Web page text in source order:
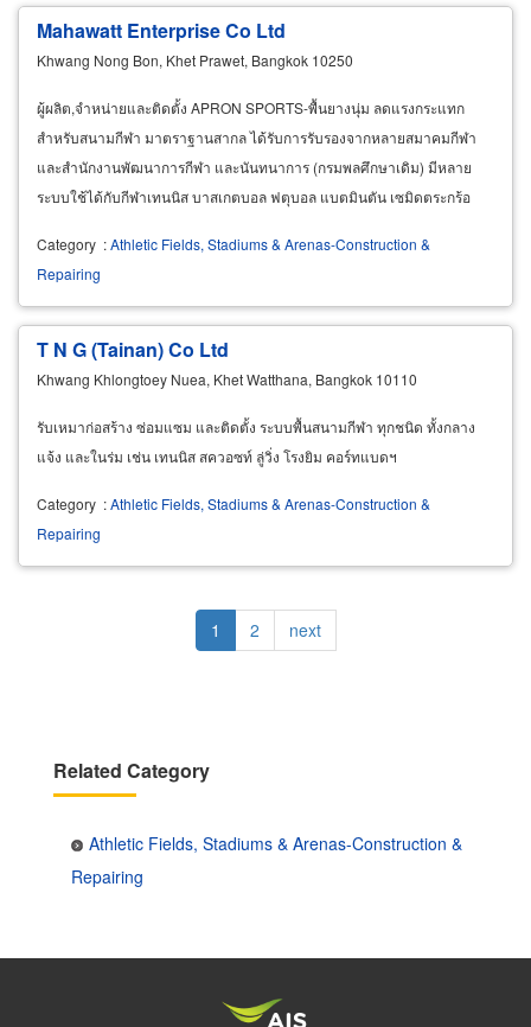
Mahawatt Enterprise Co Ltd
Khwang Nong Bon, Khet Prawet, Bangkok 10250
ผู้ผลิต,จำหน่ายและติดตั้ง APRON SPORTS-พื้นยางนุ่ม ลดแรงกระแทก
สำหรับสนามกีฬา มาตราฐานสากล ได้รับการรับรองจากหลายสมาคมกีฬา
และสำนักงานพัฒนาการกีฬา และนันทนาการ (กรมพลศึกษาเดิม) มีหลาย
ระบบใช้ได้กับกีฬาเทนนิส บาสเกตบอล ฟตุบอล แบตมินตัน เซมิดตระกร้อ
Category :Athletic Fields, Stadiums & Arenas-Construction &
Repairing
T N G (Tainan) Co Ltd
Khwang Khlongtoey Nuea, Khet Watthana, Bangkok 10110
รับเหมาก่อสร้าง ซ่อมแซม และติดตั้ง ระบบพื้นสนามกีฬา ทุกชนิด ทั้งกลาง
แจ้ง และในร่ม เช่น เทนนิส สควอซท์ ลู่วิ่ง โรงยิม คอร์ทแบดฯ
Category :Athletic Fields, Stadiums & Arenas-Construction &
Repairing
Current
page
1 Page
2
Next
page
next
Related Category
Athletic Fields, Stadiums & Arenas-Construction &
Repairing